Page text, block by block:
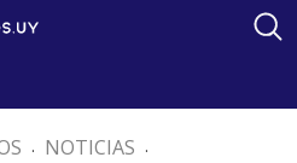
. NOTICIAS .